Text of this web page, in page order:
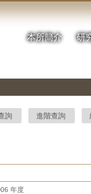
本所簡介 研
詢 進階查詢
年度